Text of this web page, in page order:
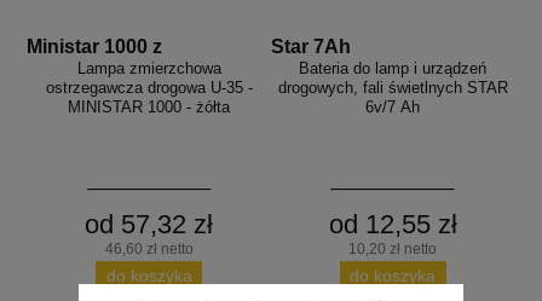
Ministar 1000 z
Lampa zmierzchowa
ostrzegawcza drogowa U-35 -
MINISTAR 1000 - żółta
od 57,32 zł
46,60 zł netto
do koszyka
Star 7Ah
Bateria do lamp i urządzeń
drogowych, fali świetlnych STAR
6v/7 Ah
od 12,55 zł
10,20 zł netto
do koszyka